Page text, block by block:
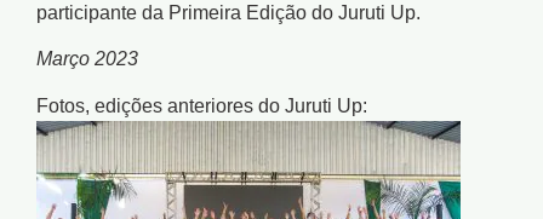
participante da Primeira Edição do Juruti Up.
Março 2023
Fotos, edições anteriores do Juruti Up: